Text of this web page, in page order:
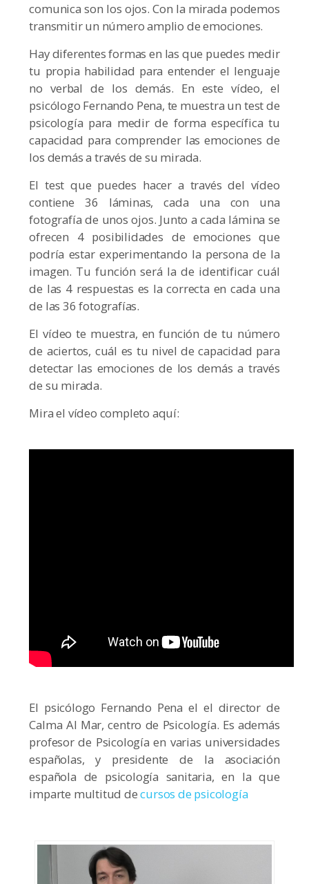
comunica son los ojos. Con la mirada podemos
transmitir un número amplio de emociones.
Hay diferentes formas en las que puedes medir
tu propia habilidad para entender el lenguaje
no verbal de los demás. En este vídeo, el
psicólogo Fernando Pena, te muestra un test de
psicología para medir de forma específica tu
capacidad para comprender las emociones de
los demás a través de su mirada.
El test que puedes hacer a través del vídeo
contiene 36 láminas, cada una con una
fotografía de unos ojos. Junto a cada lámina se
ofrecen 4 posibilidades de emociones que
podría estar experimentando la persona de la
imagen. Tu función será la de identificar cuál
de las 4 respuestas es la correcta en cada una
de las 36 fotografías.
El vídeo te muestra, en función de tu número
de aciertos, cuál es tu nivel de capacidad para
detectar las emociones de los demás a través
de su mirada.
Mira el vídeo completo aquí:
El psicólogo Fernando Pena el el director de
Calma Al Mar, centro de Psicología. Es además
profesor de Psicología en varias universidades
españolas, y presidente de la asociación
española de psicología sanitaria, en la que
imparte multitud decursos de psicología